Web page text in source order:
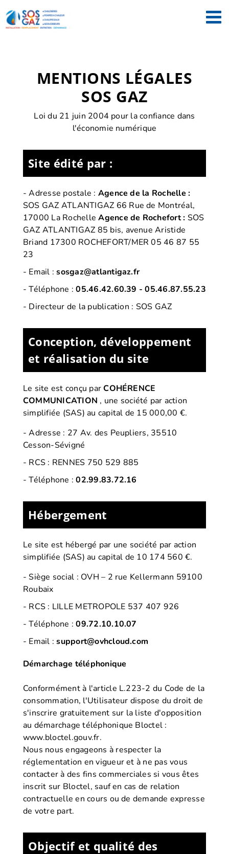
au
contenu
MENTIONS LÉGALES
SOS GAZ
Loi du 21 juin 2004 pour la confiance dans
l'économie numérique
Site édité par :
- Adresse postale : Agence de la Rochelle :
SOS GAZ ATLANTIGAZ 66 Rue de Montréal,
17000 La RochelleAgence de Rochefort : SOS
GAZ ATLANTIGAZ 85 bis, avenue Aristide
Briand 17300 ROCHEFORT/MER 05 46 87 55
23
- Email :sosgaz@atlantigaz.fr
- Téléphone :05.46.42.60.39 -05.46.87.55.23
- Directeur de la publication : SOS GAZ
Conception, développement
et réalisation du site
Le site est conçu parCOHÉRENCE
COMMUNICATION , une société par action
simplifiée (SAS) au capital de 15 000,00 €.
-Adresse : 27 Av. des Peupliers, 35510
Cesson-Sévigné
- RCS : RENNES 750 529 885
- Téléphone :02.99.83.72.16
Hébergement
Le site est hébergé par une société par action
simplifiée (SAS) au capital de 10 174 560 €.
-Siège social : OVH – 2 rue Kellermann 59100
Roubaix
- RCS : LILLE METROPOLE 537 407 926
- Téléphone :09.72.10.10.07
- Email :support@ovhcloud.com
Démarchage téléphonique
Conformément à l'article L.223-2 du Code de la
consommation, l'Utilisateur dispose du droit de
s'inscrire gratuitement sur la liste d'opposition
au démarchage téléphonique Bloctel :
www.bloctel.gouv.fr.
Nous nous engageons à respecter la
réglementation en vigueur et à ne pas vous
contacter à des fins commerciales si vous êtes
inscrit sur Bloctel, sauf en cas de relation
contractuelle en cours ou de demande expresse
de votre part.
Objectif et qualité des